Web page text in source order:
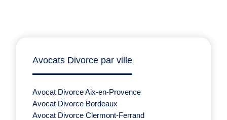
Avocats Divorce par ville
Avocat Divorce Aix-en-Provence
Avocat Divorce Bordeaux
Avocat Divorce Clermont-Ferrand